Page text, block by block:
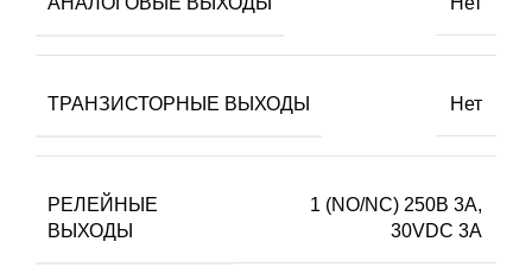
ТРАНЗИСТОРНЫЕ ВЫХОДЫ Нет
РЕЛЕЙНЫЕ
ВЫХОДЫ
1 (NO/NC) 250В 3А,
30VDC 3А